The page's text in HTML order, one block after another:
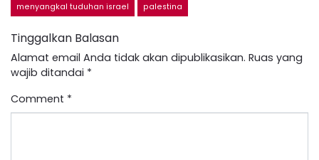
menyangkal tuduhan israel
palestina
Tinggalkan Balasan
Alamat email Anda tidak akan dipublikasikan. Ruas yang
wajib ditandai *
Comment *